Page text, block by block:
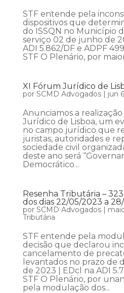
STF entende pela
dispositivos que
do ISSQN no Município
serviço 02 de junho de
ADI 5.862/DF e ADPF
STF O Plenário, por
XI Fórum Jurídico de
por SCMD Advogados| jun
Anunciamos a
Jurídico de Lisboa, um
no campo jurídico que
juristas, autoridades e
sociedade civil
deste ano será
Democrático...
Resenha Tributária –
dos dias 22/05/2023 a
por SCMD Advogados|
Tributária
STF entende pela
decisão que declarou
cancelamento de
levantados no prazo de
de 2023 | EDcl na ADI
STF O Plenário, por
pela modulação dos...